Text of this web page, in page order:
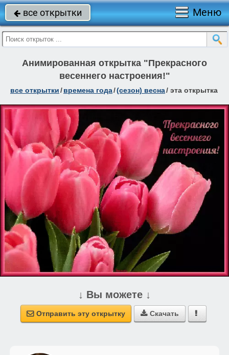
 все открытки Меню
Анимированная открытка "Прекрасного
весеннего настроения!"
все открытки/времена года/(сезон) весна/ эта открытка
↓ Вы можете ↓
 Отправить эту открытку  Скачать 